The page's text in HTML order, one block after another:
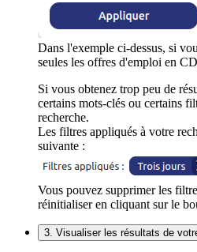
Dans l'exemple ci-dessus, si
seules les offres d'emploi en
Si vous obtenez trop peu de
certains mots-clés ou certains
recherche.
Les filtres appliqués à votre
suivante :
Vous pouvez supprimer les
réinitialiser en cliquant sur le
3. Visualiser les résultats de